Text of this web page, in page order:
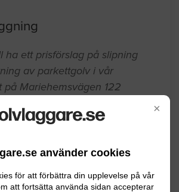
×
använder cookies
för att förbättra din upplevelse på vår
att fortsätta använda sidan accepterar
ha ett prisförslag på slipning
av parkettgolv i vår
på Mariehemsvägen 122
och förråd/klädkammare.